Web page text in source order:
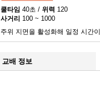
쿨타임 40초 / 위력 120
사거리 100 ~ 1000
주위 지면을 활성화해 일정 시간
교배 정보